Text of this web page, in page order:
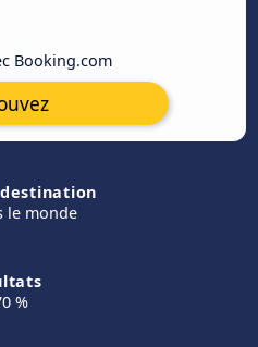
Booking.com
le monde
%